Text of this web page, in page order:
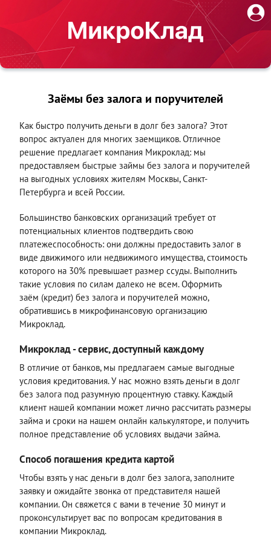
Заёмы без залога и поручителей
Как быстро получить деньги в долг без залога? Этот
вопрос актуален для многих заемщиков. Отличное
решение предлагает компания Микроклад: мы
предоставляем быстрые займы без залога и поручителей
на выгодных условиях жителям Москвы, Санкт-
Петербурга и всей России.
Большинство банковских организаций требует от
потенциальных клиентов подтвердить свою
платежеспособность: они должны предоставить залог в
виде движимого или недвижимого имущества, стоимость
которого на 30% превышает размер ссуды. Выполнить
такие условия по силам далеко не всем. Оформить
заём (кредит) без залога и поручителей можно,
обратившись в микрофинансовую организацию
Микроклад.
Микроклад - сервис, доступный каждому
В отличие от банков, мы предлагаем самые выгодные
условия кредитования. У нас можно взять деньги в долг
без залога под разумную процентную ставку. Каждый
клиент нашей компании может лично рассчитать размеры
займа и сроки на нашем онлайн калькуляторе, и получить
полное представление об условиях выдачи займа.
Способ погашения кредита картой
Чтобы взять у нас деньги в долг без залога, заполните
заявку и ожидайте звонка от представителя нашей
компании. Он свяжется с вами в течение 30 минут и
проконсультирует вас по вопросам кредитования в
компании Микроклад.